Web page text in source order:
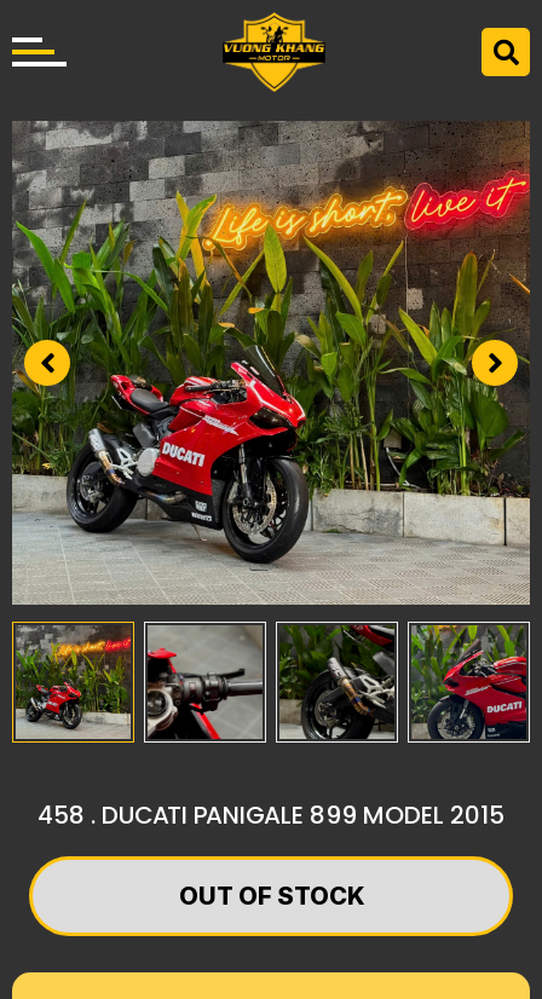
458 . DUCATI PANIGALE 899 MODEL 2015
OUT OF STOCK